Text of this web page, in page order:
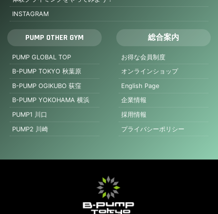
INSTAGRAM
PUMP OTHER GYM
PUMP GLOBAL TOP
B-PUMP TOKYO 秋葉原
B-PUMP OGIKUBO 荻窪
B-PUMP YOKOHAMA 横浜
PUMP1 川口
PUMP2 川崎
総合案内
お得な会員制度
オンラインショップ
English Page
企業情報
採用情報
プライバシーポリシー